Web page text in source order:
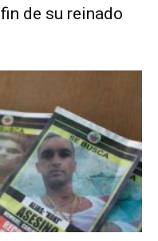
de su reinado